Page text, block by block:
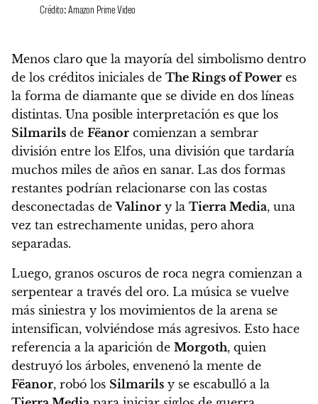
Crédito: Amazon Prime Video
Menos claro que la mayoría del simbolismo dentro
de los créditos iniciales de The Rings of Power es
la forma de diamante que se divide en dos líneas
distintas. Una posible interpretación es que los
Silmarils de Fëanor comienzan a sembrar
división entre los Elfos, una división que tardaría
muchos miles de años en sanar. Las dos formas
restantes podrían relacionarse con las costas
desconectadas deValinor y la Tierra Media, una
vez tan estrechamente unidas, pero ahora
separadas.
Luego, granos oscuros de roca negra comienzan a
serpentear a través del oro. La música se vuelve
más siniestra y los movimientos de la arena se
intensifican, volviéndose más agresivos. Esto hace
referencia a la aparición de Morgoth, quien
destruyó los árboles, envenenó la mente de
Fëanor, robó los Silmarils y se escabulló a la